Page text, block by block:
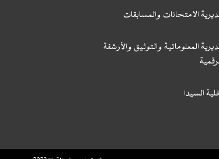
الامتحانات والمسابقات
المعلوماتية والتوثيق والأرشفة
السيدا